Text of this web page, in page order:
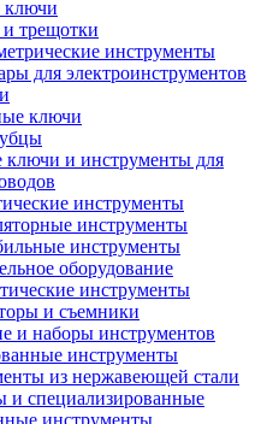
ключи
трещотки
инструменты
для электроинструментов
ключи
ключи и инструменты для
инструменты
инструменты
инструменты
оборудование
инструменты
и съемники
и наборы инструментов
инструменты
из нержавеющей стали
и специализированные
инструменты